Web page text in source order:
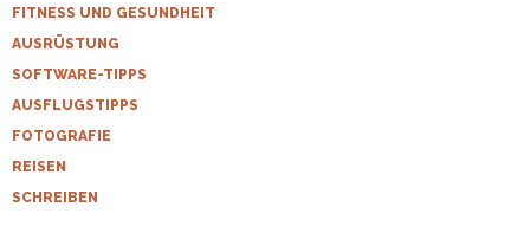
FITNESS UND GESUNDHEIT
AUSRÜSTUNG
SOFTWARE-TIPPS
AUSFLUGSTIPPS
FOTOGRAFIE
REISEN
SCHREIBEN